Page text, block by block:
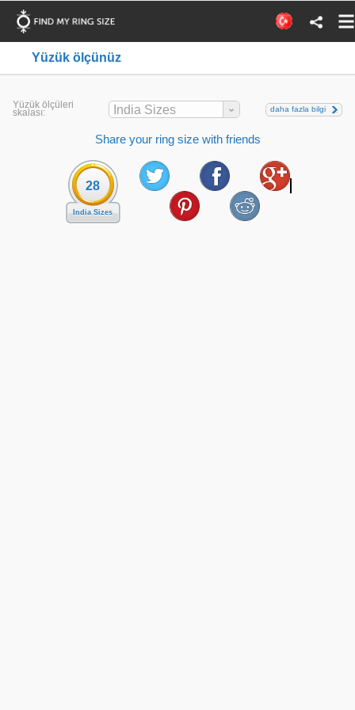
Yüzük ölçünüz
Yüzük ölçüleri
skalası: India Sizes daha fazla bilgi
Share your ring size with friends
28
India Sizes